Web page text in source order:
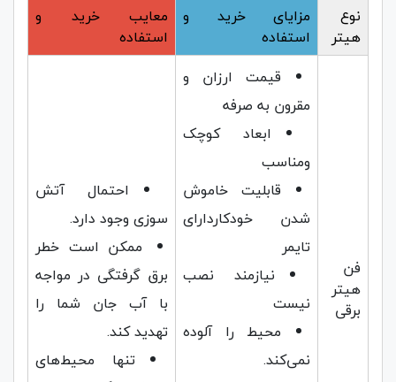
نوع
هیتر
مزایای خرید و
استفاده
معایب خرید و
استفاده
فن
هیتر
برقی
قیمت ارزان و
مقرون به صرفه
ابعاد کوچک
ومناسب
قابلیت خاموش
شدن خودکاردارای
تایمر
نیازمند نصب
نیست
محیط را آلوده
نمی‌کند.
احتمال آتش
سوزی وجود دارد.
ممکن است خطر
برق گرفتگی در مواجه
با آب جان شما را
تهدید کند.
تنها محیط‌های